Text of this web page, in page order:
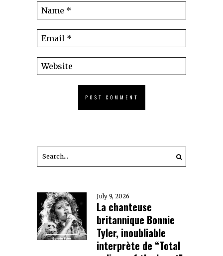
July 9, 2026
La chanteuse
britannique Bonnie
Tyler, inoubliable
interprète de “Total